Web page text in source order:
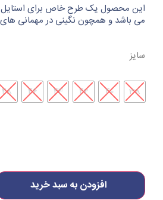
این محصول یک طرح خاص برای
می باشد و همچون نگینی در مهمانی
سایز
38
40
42
44
46
48
افزودن به سبد خرید